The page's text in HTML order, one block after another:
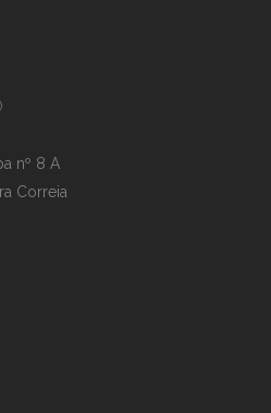
nº 8 A
Correia